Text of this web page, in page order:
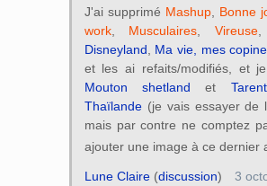
J'ai supprimé Mashup, Bonne
work, Musculaires Vireuse,
Disneyland
Ma vie, mes
et les ai refaits/modifiés, et
Mouton shetland et
Thaïlande(je vais essayer de
mais par contre ne comptez
ajouter une image à ce dernier
Lune Claire(discussion)
3